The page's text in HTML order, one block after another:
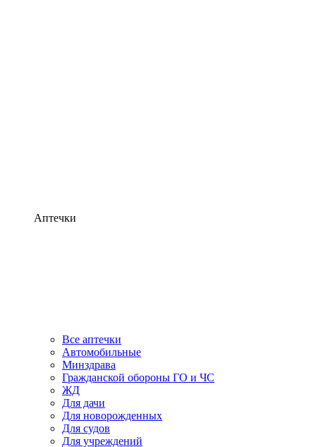
Аптечки
Все аптечки
Автомобильные
Минздрава
Гражданской обороны ГО и ЧС
ЖД
Для дачи
Для новорожденных
Для судов
Для учреждений